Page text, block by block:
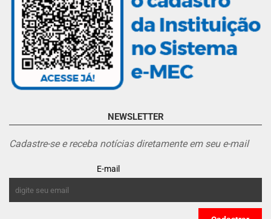
NEWSLETTER
Cadastre-se e receba notícias diretamente em seu e-mail
E-mail